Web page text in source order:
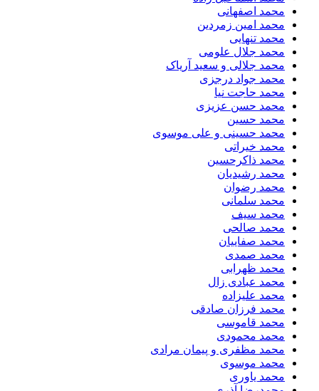
محمد اصفهانی
محمد امین زمردین
محمد تنهایی
محمد جلال علومی
محمد جلالی و سعید آریاک
محمد جواد درجزی
محمد حاجت نیا
محمد حسن عزیزی
محمد حسین
محمد حسینی و علی موسوی
محمد خیراتی
محمد ذاکرحسین
محمد رشیدیان
محمد رضوان
محمد سلمانی
محمد سیف
محمد صالحی
محمد صفاییان
محمد صمدی
محمد ظهرابی
محمد عبادی زال
محمد علیزاده
محمد فرزان صادقی
محمد قاموسی
محمد محمودی
محمد مظفری و پیمان مرادی
محمد موسوی
محمد یاوری